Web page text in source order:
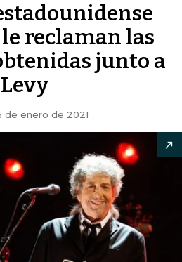
reclaman las
junto a
Levy
de enero de 2021